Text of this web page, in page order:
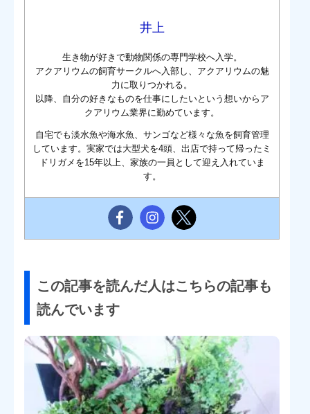
井上
生き物が好きで動物関係の専門学校へ入学。
アクアリウムの飼育サークルへ入部し、アクアリウムの魅
力に取りつかれる。
以降、自分の好きなものを仕事にしたいという想いからア
クアリウム業界に勤めています。
自宅でも淡水魚や海水魚、サンゴなど様々な魚を飼育管理
しています。実家では大型犬を4頭、出店で持って帰ったミ
ドリガメを15年以上、家族の一員として迎え入れていま
す。
この記事を読んだ人はこちらの記事も
読んでいます